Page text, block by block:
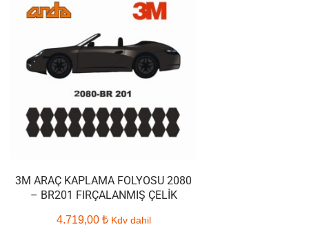
3M ARAÇ KAPLAMA FOLYOSU 2080
– BR201 FIRÇALANMIŞ ÇELIK
4.719,00 ₺ Kdv dahil